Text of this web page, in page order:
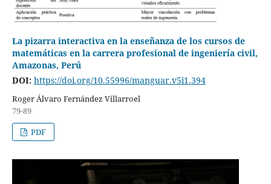
La pizarra interactiva en la enseñanza de los cursos de
matemáticas en la carrera profesional de ingeniería civil,
Amazonas, Perú
DOI: https://doi.org/10.55996/manguar.v5i1.394
Roger Álvaro Fernández Villarroel
79-89
PDF